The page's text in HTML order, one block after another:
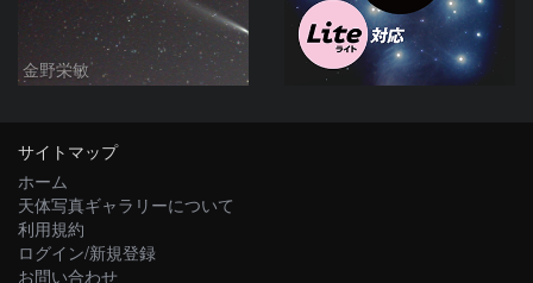
金野栄敏
サイトマップ
ホーム
天体写真ギャラリーについて
利用規約
ログイン/新規登録
お問い合わせ